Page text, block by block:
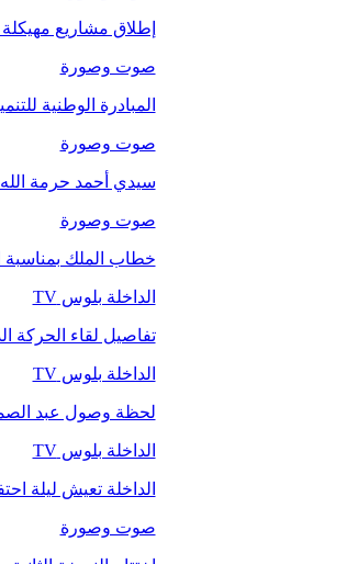
إطلاق مشاريع مهيكلة
صوت وصورة
المبادرة الوطنية
صوت وصورة
سيدي أحمد حرمة
صوت وصورة
خطاب الملك بمناسبة الذكرى 27
الداخلة بلوس TV
تفاصيل لقاء الحركة
الداخلة بلوس TV
لحظة وصول عبد
الداخلة بلوس TV
الداخلة تعيش ليلة
صوت وصورة